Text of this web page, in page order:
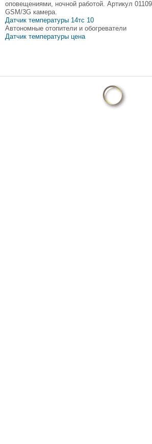
оповещениями, ночной работой. Артикул
GSM/3G камера.
Датчик температуры 14тс 10
Автономные отопители и обогреватели
Датчик температуры цена